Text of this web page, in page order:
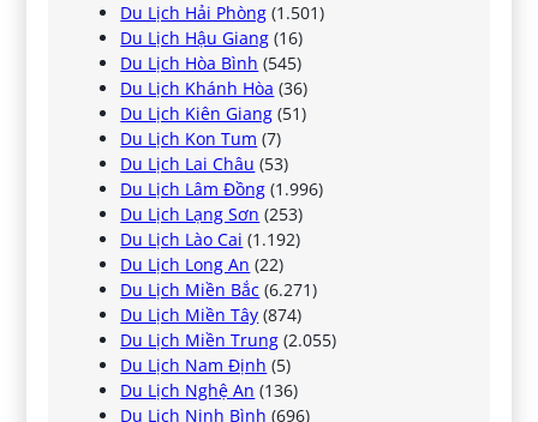
Du Lịch Hải Phòng (1.501)
Du Lịch Hậu Giang (16)
Du Lịch Hòa Bình (545)
Du Lịch Khánh Hòa (36)
Du Lịch Kiên Giang (51)
Du Lịch Kon Tum (7)
Du Lịch Lai Châu (53)
Du Lịch Lâm Đồng (1.996)
Du Lịch Lạng Sơn (253)
Du Lịch Lào Cai (1.192)
Du Lịch Long An (22)
Du Lịch Miền Bắc (6.271)
Du Lịch Miền Tây (874)
Du Lịch Miền Trung (2.055)
Du Lịch Nam Định (5)
Du Lịch Nghệ An (136)
Du Lịch Ninh Bình (696)